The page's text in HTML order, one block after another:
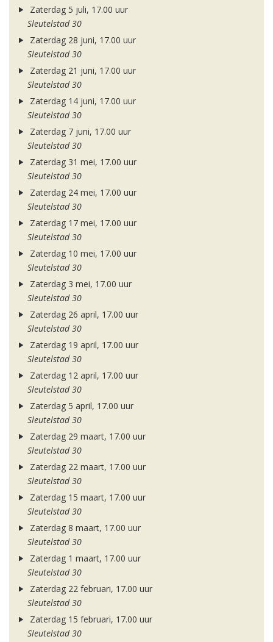
Zaterdag 5 juli, 17.00 uur
Sleutelstad 30
Zaterdag 28 juni, 17.00 uur
Sleutelstad 30
Zaterdag 21 juni, 17.00 uur
Sleutelstad 30
Zaterdag 14 juni, 17.00 uur
Sleutelstad 30
Zaterdag 7 juni, 17.00 uur
Sleutelstad 30
Zaterdag 31 mei, 17.00 uur
Sleutelstad 30
Zaterdag 24 mei, 17.00 uur
Sleutelstad 30
Zaterdag 17 mei, 17.00 uur
Sleutelstad 30
Zaterdag 10 mei, 17.00 uur
Sleutelstad 30
Zaterdag 3 mei, 17.00 uur
Sleutelstad 30
Zaterdag 26 april, 17.00 uur
Sleutelstad 30
Zaterdag 19 april, 17.00 uur
Sleutelstad 30
Zaterdag 12 april, 17.00 uur
Sleutelstad 30
Zaterdag 5 april, 17.00 uur
Sleutelstad 30
Zaterdag 29 maart, 17.00 uur
Sleutelstad 30
Zaterdag 22 maart, 17.00 uur
Sleutelstad 30
Zaterdag 15 maart, 17.00 uur
Sleutelstad 30
Zaterdag 8 maart, 17.00 uur
Sleutelstad 30
Zaterdag 1 maart, 17.00 uur
Sleutelstad 30
Zaterdag 22 februari, 17.00 uur
Sleutelstad 30
Zaterdag 15 februari, 17.00 uur
Sleutelstad 30